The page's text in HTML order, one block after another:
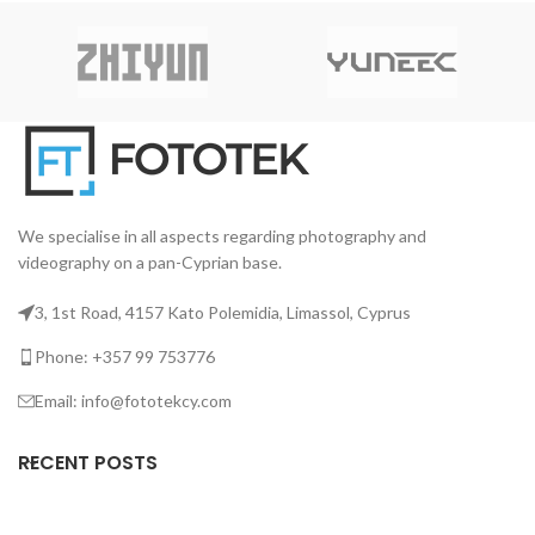
We specialise in all aspects regarding photography and
videography on a pan-Cyprian base.
3, 1st Road, 4157 Kato Polemidia, Limassol, Cyprus
Phone: +357 99 753776
Email: info@fototekcy.com
RECENT POSTS